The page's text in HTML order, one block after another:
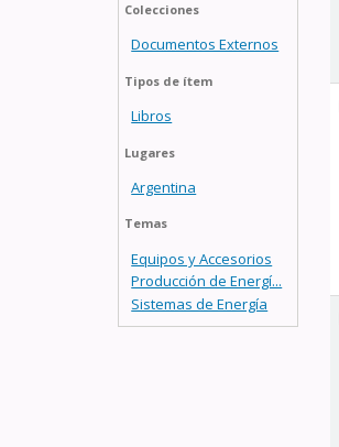
Colecciones
Documentos Externos
Tipos de ítem
Libros
Lugares
Argentina
Temas
Equipos y Accesorios
Producción de Energí...
Sistemas de Energía